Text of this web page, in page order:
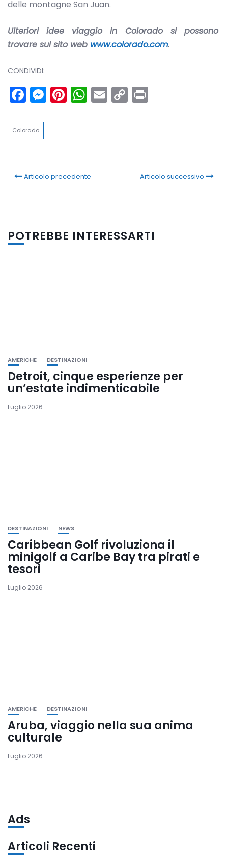
delle montagne San Juan.
Ulteriori idee viaggio in Colorado si possono
trovare sul sito web www.colorado.com.
CONDIVIDI:
Facebook
Messenger
Pinterest
WhatsApp
Email
Copy
Link
Colorado
Articolo precedente Articolo successivo
POTREBBE INTERESSARTI
AMERICHE DESTINAZIONI
Detroit, cinque esperienze per
un’estate indimenticabile
Luglio 2026
DESTINAZIONI NEWS
Caribbean Golf rivoluziona il
minigolf a Caribe Bay tra pirati e
tesori
Luglio 2026
AMERICHE DESTINAZIONI
Aruba, viaggio nella sua anima
culturale
Luglio 2026
Ads
Articoli Recenti